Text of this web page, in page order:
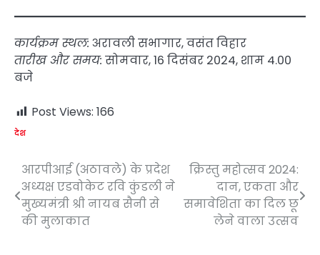
कार्यक्रम स्थल: अरावली सभागार, वसंत विहार
तारीख और समय: सोमवार, 16 दिसंबर 2024, शाम 4.00
बजे
Post Views: 166
देश
Post
navigation
आरपीआई (अठावले) के प्रदेश
अध्यक्ष एडवोकेट रवि कुंडली ने
मुख्यमंत्री श्री नायब सैनी से
की मुलाकात
क्रिस्तु महोत्सव 2024:
दान, एकता और
समावेशिता का दिल छू
लेने वाला उत्सव